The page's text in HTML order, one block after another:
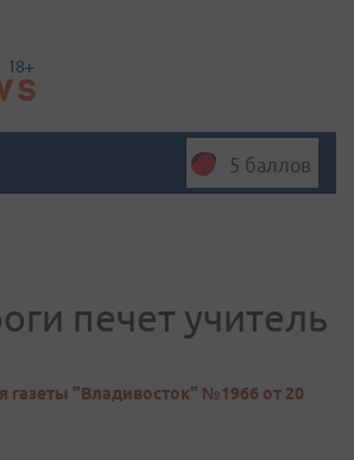
5 баллов
печет учитель
газеты "Владивосток" №1966 от 20